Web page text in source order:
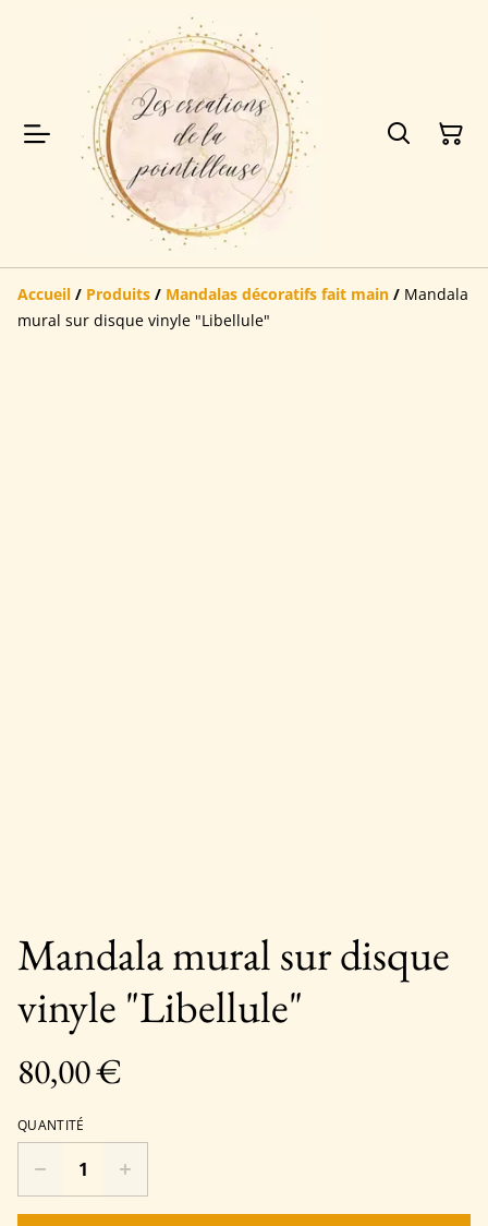
Accueil / Produits / Mandalas décoratifs fait main / Mandala
mural sur disque vinyle "Libellule"
Mandala mural sur disque
vinyle "Libellule"
80,00 €
QUANTITÉ